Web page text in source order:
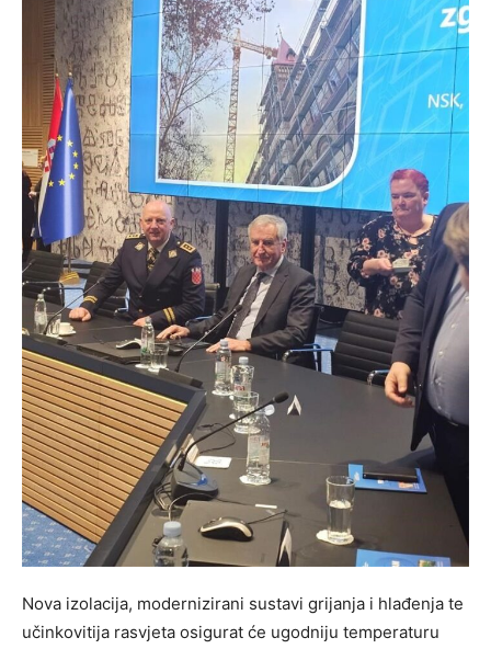
Nova izolacija, modernizirani sustavi grijanja i hlađenja te
učinkovitija rasvjeta osigurat će ugodniju temperaturu